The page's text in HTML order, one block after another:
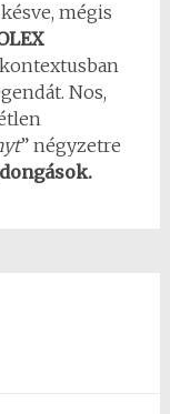
mégis
Nos,
” négyzetre